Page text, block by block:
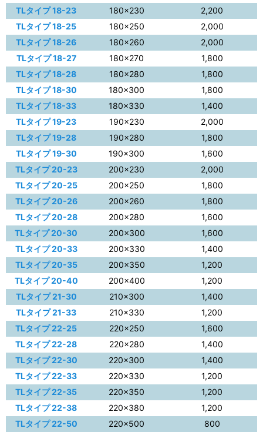
TLタイプ 18-23
180×230
2,200
TLタイプ 18-25
180×250
2,000
TLタイプ 18-26
180×260
2,000
TLタイプ 18-27
180×270
1,800
TLタイプ 18-28
180×280
1,800
TLタイプ 18-30
180×300
1,800
TLタイプ 18-33
180×330
1,400
TLタイプ 19-23
190×230
2,000
TLタイプ 19-28
190×280
1,800
TLタイプ 19-30
190×300
1,600
TLタイプ 20-23
200×230
2,000
TLタイプ 20-25
200×250
1,800
TLタイプ 20-26
200×260
1,800
TLタイプ 20-28
200×280
1,600
TLタイプ 20-30
200×300
1,600
TLタイプ 20-33
200×330
1,400
TLタイプ 20-35
200×350
1,200
TLタイプ 20-40
200×400
1,200
TLタイプ 21-30
210×300
1,400
TLタイプ 21-33
210×330
1,200
TLタイプ 22-25
220×250
1,600
TLタイプ 22-28
220×280
1,400
TLタイプ 22-30
220×300
1,400
TLタイプ 22-33
220×330
1,200
TLタイプ 22-35
220×350
1,200
TLタイプ 22-38
220×380
1,200
TLタイプ 22-50
220×500
800